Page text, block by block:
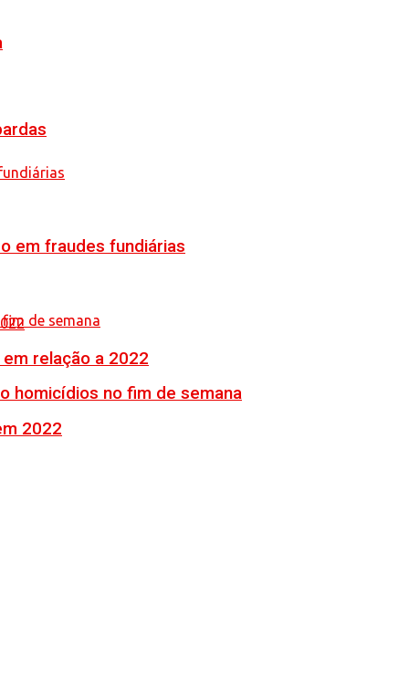
em fraudes fundiárias
homicídios no fim de semana
relação a 2022
2022